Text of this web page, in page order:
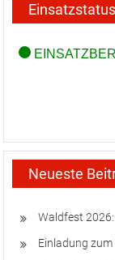
Einsatzstatus
Neueste
Waldfest
Einladung